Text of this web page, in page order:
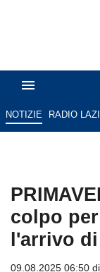
NOTIZIE RADIO
colpo
l'arrivo
09.08.2025 06:50 di